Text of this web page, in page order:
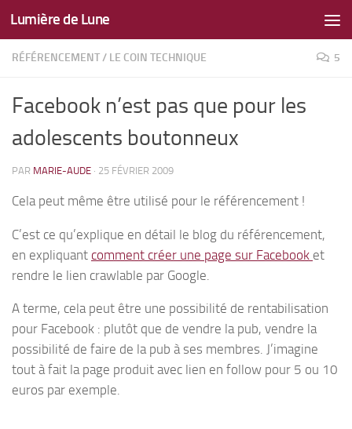
Skip to content
Lumière de Lune
RÉFÉRENCEMENT/ LE COIN TECHNIQUE 5
Facebook n’est pas que pour les
adolescents boutonneux
PAR MARIE-AUDE · 25 FÉVRIER 2009
Cela peut même être utilisé pour le référencement !
C’est ce qu’explique en détail le blog du référencement,
en expliquant comment créer une page sur Facebook et
rendre le lien crawlable par Google.
A terme, cela peut être une possibilité de rentabilisation
pour Facebook : plutôt que de vendre la pub, vendre la
possibilité de faire de la pub à ses membres. J’imagine
tout à fait la page produit avec lien en follow pour 5 ou 10
euros par exemple.